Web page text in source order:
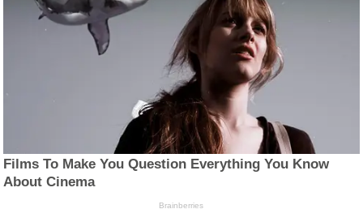
Films To Make You Question Everything You Know
About Cinema
Brainberries